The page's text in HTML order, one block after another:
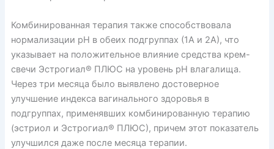
Комбинированная терапия также способствовала
нормализации pH в обеих подгруппах (1А и 2А), что
указывает на положительное влияние средства крем-
свечи Эстрогиал® ПЛЮС на уровень рН влагалища.
Через три месяца было выявлено достоверное
улучшение индекса вагинального здоровья в
подгруппах, применявших комбинированную терапию
(эстриол и Эстрогиал® ПЛЮС), причем этот показатель
улучшился даже после месяца терапии.